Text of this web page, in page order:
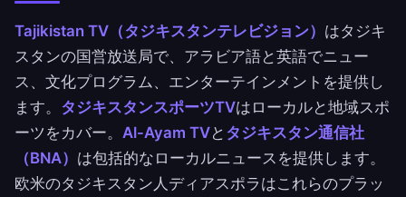
Tajikistan TV（タジキスタンテレビジョン） はタジキ
スタンの国営放送局で、アラビア語と英語でニュー
ス、文化プログラム、エンターテインメントを提供し
ます。 タジキスタンスポーツTVはローカルと地域スポ
ーツをカバー。 Al-Ayam TVと タジキスタン通信社
（BNA） は包括的なローカルニュースを提供します。
欧米のタジキスタン人ディアスポラはこれらのプラッ